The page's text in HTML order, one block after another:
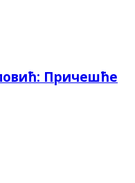
Причешће